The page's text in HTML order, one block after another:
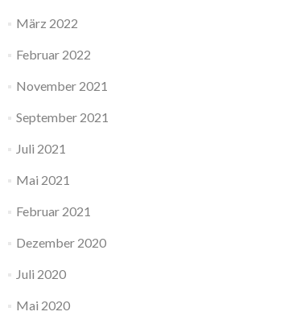
März 2022
Februar 2022
November 2021
September 2021
Juli 2021
Mai 2021
Februar 2021
Dezember 2020
Juli 2020
Mai 2020